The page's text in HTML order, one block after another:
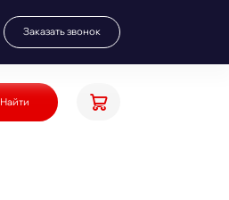
Заказать звонок
Найти